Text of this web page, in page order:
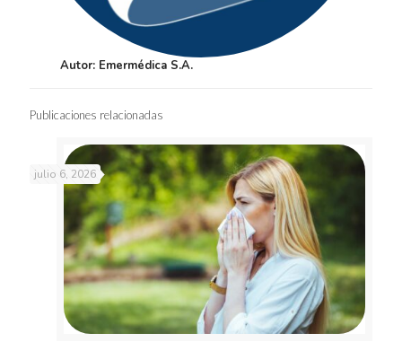
Autor: Emermédica S.A.
Publicaciones relacionadas
julio 6, 2026